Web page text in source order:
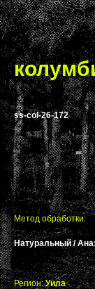
ss-col-26-172
Метод обработки:
Натуральный /
Регион:Уила